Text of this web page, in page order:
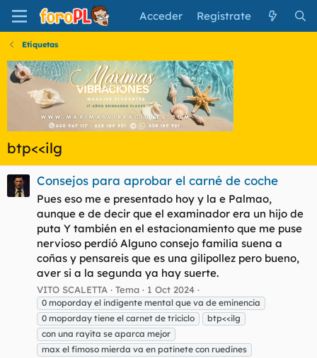
Acceder Regístrate
Etiquetas
btp<<ilg
Consejos para aprobar el carné de coche
Pues eso me e presentado hoy y la e Palmao,
aunque e de decir que el examinador era un hijo de
puta Y también en el estacionamiento que me puse
nervioso perdió Alguno consejo familia suena a
coñas y pensareis que es una gilipollez pero bueno,
aver si a la segunda ya hay suerte.
VITO SCALETTA Tema 1 Oct 2024
0 moporday el indigente mental que va de eminencia
0 moporday tiene el carnet de triciclo
btp<<ilg
con una rayita se aparca mejor
max el fimoso mierda va en patinete con ruedines